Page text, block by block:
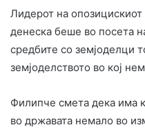
Лидерот на
денеска беше во посета
средбите со земјоделци
земјоделството во кој
Филипче смета дека има
во државата немало во